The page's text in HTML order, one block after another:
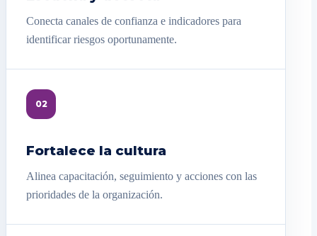
Conecta canales de confianza e indicadores para
identificar riesgos oportunamente.
02
Fortalece la cultura
Alinea capacitación, seguimiento y acciones con las
prioridades de la organización.